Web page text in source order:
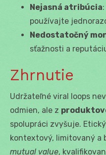
Nejasná atribúcia
používajte
Nedostatočný
sťažnosti a
Zhrnutie
Udržateľné viral loops
odmien, ale z
spolupráci zvyšuje.
kontextový, limitovaný a
mutual value,